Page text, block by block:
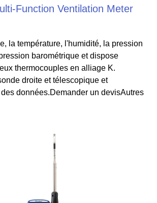
Function Ventilation Meter
la température, l'humidité, la pression
barométrique et dispose
thermocouples en alliage K.
droite et télescopique et
des données.Demander un devisAutres